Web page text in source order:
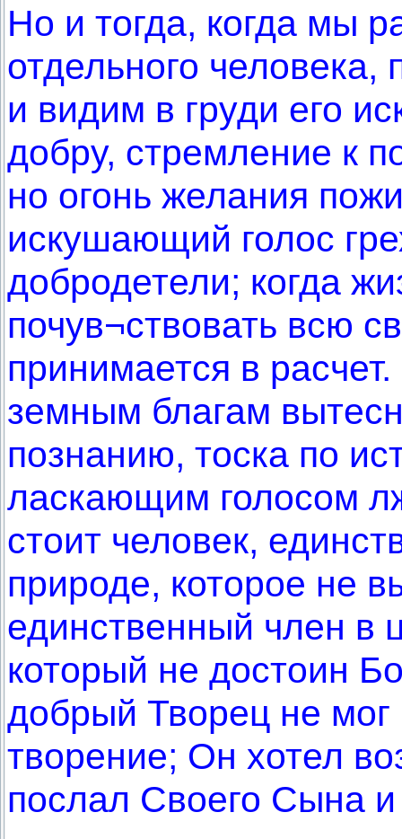
Но и тогда, когда мы
отдельного
и видим в груди его
добру, стремление к
но огонь желания
искушающий голос
добродетели; когда
почув¬ствовать всю
принимается в
земным благам
познанию, тоска по
ласкающим голосом
стоит человек,
природе, которое не
единственный член в
который не достоин
добрый Творец не
творение; Он хотел
послал Своего Сына